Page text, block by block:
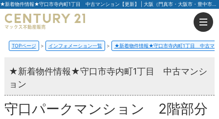
★新着物件情報★守口市寺内町1丁目 中古マンション【更新】 | 大阪（門真市・大阪市・豊中市）の不動産はセンチュリー21マックス不動産販売
TOPページ インフォメーション一覧 ★新着物件情報★守口市寺内町1丁目 中古マ
★新着物件情報★守口市寺内町1丁目 中古マンシ
ョン
守口パークマンション 2階部分